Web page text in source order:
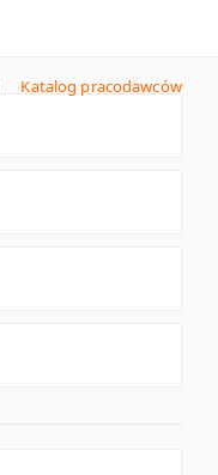
Katalog pracodawców